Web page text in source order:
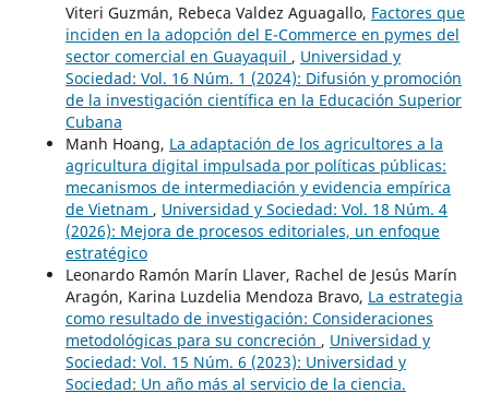
Viteri Guzmán, Rebeca Valdez Aguagallo, Factores que
inciden en la adopción del E-Commerce en pymes del
sector comercial en Guayaquil , Universidad y
Sociedad: Vol. 16 Núm. 1 (2024): Difusión y promoción
de la investigación científica en la Educación Superior
Cubana
Manh Hoang, La adaptación de los agricultores a la
agricultura digital impulsada por políticas públicas:
mecanismos de intermediación y evidencia empírica
de Vietnam , Universidad y Sociedad: Vol. 18 Núm. 4
(2026): Mejora de procesos editoriales, un enfoque
estratégico
Leonardo Ramón Marín Llaver, Rachel de Jesús Marín
Aragón, Karina Luzdelia Mendoza Bravo, La estrategia
como resultado de investigación: Consideraciones
metodológicas para su concreción , Universidad y
Sociedad: Vol. 15 Núm. 6 (2023): Universidad y
Sociedad: Un año más al servicio de la ciencia.